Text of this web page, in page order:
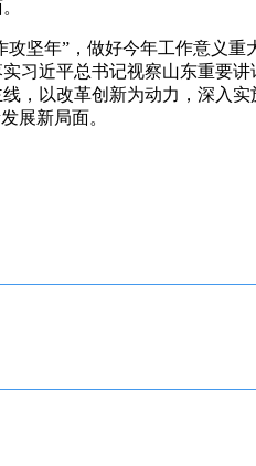
年”，做好今年工作意义重
习近平总书记视察山东重要
以改革创新为动力，深入
全县高质量发展新局面